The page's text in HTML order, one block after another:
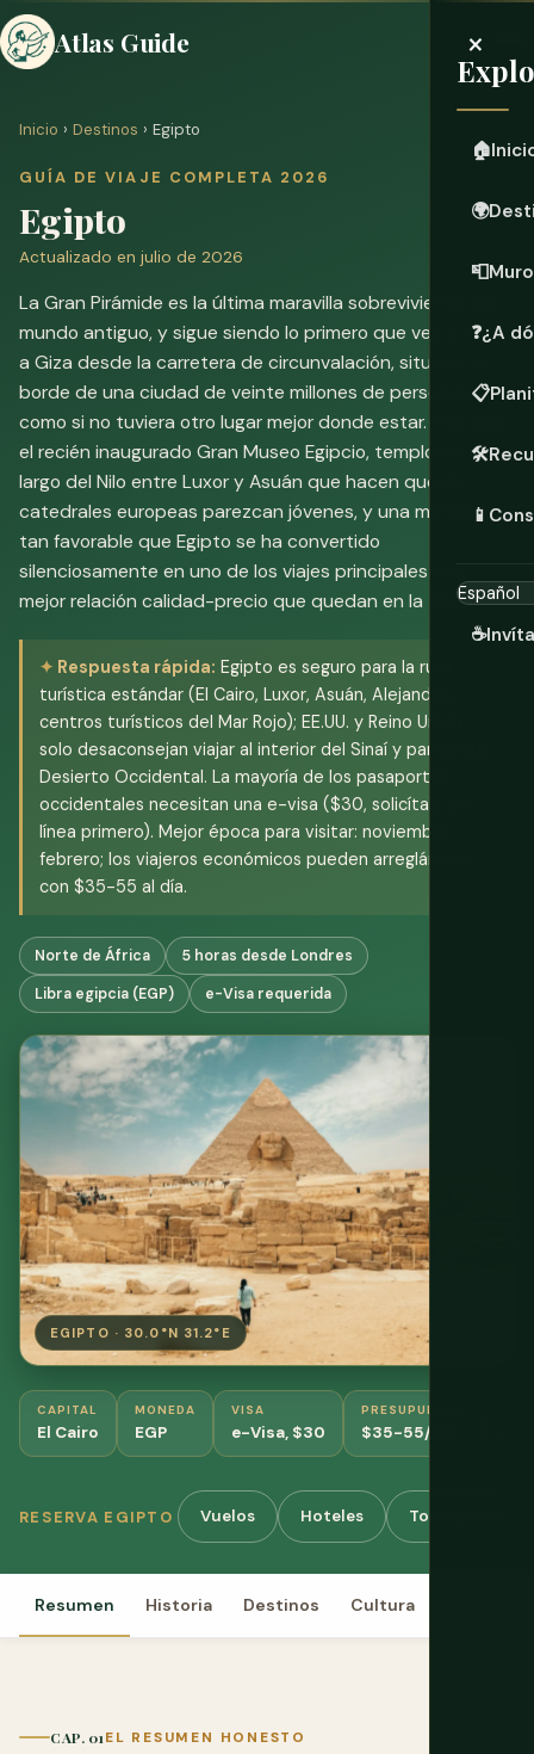
Atlas Guide ×
🏠
🌍
📮
❓¿A
📋
🛠️
📱
☕
Inicio › Destinos › Egipto
GUÍA DE VIAJE COMPLETA 2026
Egipto
Actualizado en julio de 2026
La Gran Pirámide es la última maravilla sobreviviente del
mundo antiguo, y sigue siendo lo primero que ves al llegar
a Giza desde la carretera de circunvalación, situada al
borde de una ciudad de veinte millones de personas
como si no tuviera otro lugar mejor donde estar. Más allá:
el recién inaugurado Gran Museo Egipcio, templos a lo
largo del Nilo entre Luxor y Asuán que hacen que las
catedrales europeas parezcan jóvenes, y una moneda
tan favorable que Egipto se ha convertido
silenciosamente en uno de los viajes principales con
mejor relación calidad-precio que quedan en la tierra.
Respuesta rápida: Egipto es seguro para la ruta
turística estándar (El Cairo, Luxor, Asuán, Alejandría,
centros turísticos del Mar Rojo); EE.UU. y Reino Unido
solo desaconsejan viajar al interior del Sinaí y partes del
Desierto Occidental. La mayoría de los pasaportes
occidentales necesitan una e-visa ($30, solicítala en
línea primero). Mejor época para visitar: noviembre-
febrero; los viajeros económicos pueden arreglárselas
con $35-55 al día.
Norte de África
5 horas desde Londres
Libra egipcia (EGP)
e-Visa requerida
EGIPTO · 30.0°N 31.2°E
CAPITAL
El Cairo
MONEDA
EGP
VISA
e-Visa, $30
PRESUPUESTO
$35-55/día
RESERVA EGIPTO Vuelos Hoteles Tours y
Resumen Historia Destinos Cultura
CAP. 01EL RESUMEN HONESTO